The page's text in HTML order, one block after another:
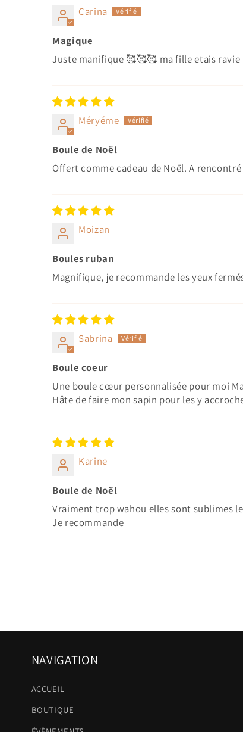
Carina
Magique
Juste manifique 🥰🥰🥰 ma fille etais ravie
Méryéme
Boule de Noël
Offert comme cadeau de Noël. A
Moizan
Boules ruban
Magnifique, je recommande les yeux
Sabrina
Boule coeur
Une boule cœur personnalisée pour moi
Hâte de faire mon sapin pour les y
Karine
Boule de Noël
Vraiment trop wahou elles sont sublimes
Je recommande
NAVIGATION
ACCUEIL
BOUTIQUE